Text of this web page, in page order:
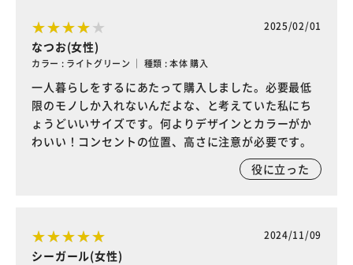
2025/02/01
なつお(女性)
カラー : ライトグリーン ｜ 種類 : 本体 購入
一人暮らしをするにあたって購入しました。必要最低
限のモノしか入れないんだよな、と考えていた私にち
ょうどいいサイズです。何よりデザインとカラーがか
わいい！コンセントの位置、高さに注意が必要です。
役に立った
2024/11/09
シーガール(女性)